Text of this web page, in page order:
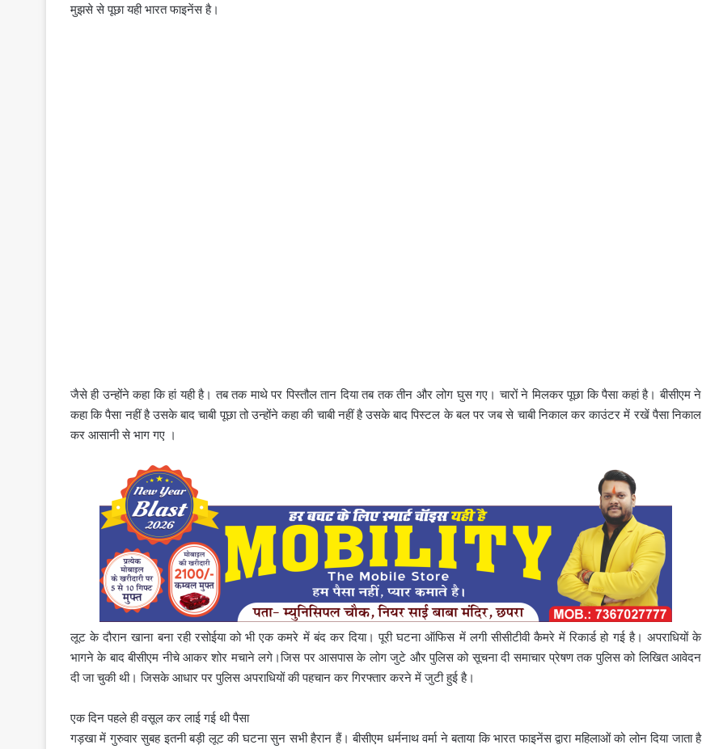
मुझसे से पूछा यही भारत फाइनेंस है।
जैसे ही उन्होंने कहा कि हां यही है। तब तक माथे पर पिस्तौल तान दिया तब तक तीन और लोग घुस गए। चारों ने मिलकर पूछा कि पैसा कहां है। बीसीएम ने
कहा कि पैसा नहीं है उसके बाद चाबी पूछा तो उन्होंने कहा की चाबी नहीं है उसके बाद पिस्टल के बल पर जब से चाबी निकाल कर काउंटर में रखें पैसा निकाल
कर आसानी से भाग गए ।
लूट के दौरान खाना बना रही रसोईया को भी एक कमरे में बंद कर दिया। पूरी घटना ऑफिस में लगी सीसीटीवी कैमरे में रिकार्ड हो गई है। अपराधियों के
भागने के बाद बीसीएम नीचे आकर शोर मचाने लगे।जिस पर आसपास के लोग जुटे और पुलिस को सूचना दी समाचार प्रेषण तक पुलिस को लिखित आवेदन
दी जा चुकी थी। जिसके आधार पर पुलिस अपराधियों की पहचान कर गिरफ्तार करने में जुटी हुई है।
एक दिन पहले ही वसूल कर लाई गई थी पैसा
गड़खा में गुरुवार सुबह इतनी बड़ी लूट की घटना सुन सभी हैरान हैं। बीसीएम धर्मनाथ वर्मा ने बताया कि भारत फाइनेंस द्वारा महिलाओं को लोन दिया जाता है